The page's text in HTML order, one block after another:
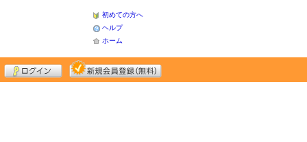
初めての方へ
ヘルプ
ホーム